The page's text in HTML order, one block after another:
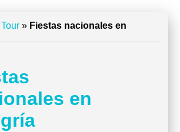
» Fiestas nacionales en
en